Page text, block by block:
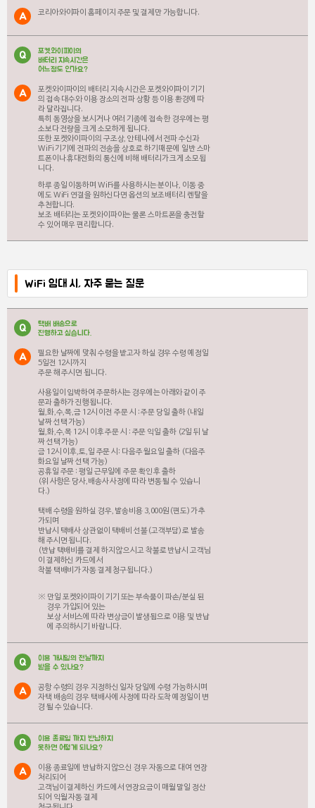
A 코리아와이파이 홈페이지 주문 및 결제만 가능합니다.
Q
포켓와이파이의
배터리 지속시간은
어느정도 인가요?
A
포켓와이파이의 배터리 지속 시간은 포켓와이파이 기기
의 접속 대수와 이용 장소의 전파 상황 등 이용 환경에 따
라 달라집니다.
특히 동영상을 보시거나 여러 기종에 접속 한 경우에는 평
소보다 전량을 크게 소모하게 됩니다.
또한 포켓와이파이의 구조상, 안테나에서 전파 수신과
WiFi 기기에 전파의 전송을 상호로 하기 때문에 일반 스마
트폰이나 휴대전화의 통신에 비해 배터리가 크게 소모됩
니다.
하루 종일 이동하며 WiFi를 사용하시는 분이나, 이동 중
에도 WiFi 연결을 원하신다면 옵션의 보조배터리 렌탈을
추천합니다.
보조 배터리는 포켓와이파이는 물론 스마트폰을 충전할
수 있어 매우 편리합니다.
WiFi 임대 시, 자주 묻는 질문
Q
택배 배송으로
진행하고 싶습니다.
A
필요한 날짜에 맞춰 수령을 받고자 하실 경우 수령 예정일
5일전 12시까지
주문 해 주시면 됩니다.
사용일이 임박하여 주문하시는 경우에는 아래와 같이 주
문과 출하가 진행됩니다.
월,화,수,목,금 12시 이전 주문 시 : 주문 당일 출하 (내일
날짜 선택 가능)
월,화,수,목 12시 이후 주문 시 : 주문 익일 출하 (2일 뒤 날
짜 선택 가능)
금 12시 이후,토,일 주문 시: 다음주 월요일 출하 (다음주
화요일 날짜 선택 가능)
공휴일 주문 : 평일 근무일에 주문 확인 후 출하
(위 사항은 당사,배송사 사정에 따라 변동 될 수 있습니
다.)
택배 수령을 원하실 경우, 발송비용 3,000원(편도)가 추
가되며
반납시 택배사 상관없이 택배비 선불(고객부담)로 발송
해 주시면 됩니다.
(반납 택배비를 결제 하지 않으시고 착불로 반납시 고객님
이 결제하신 카드에서
착불 택배비가 자동 결제 청구됩니다.)
만일 포켓와이파이 기기 또는 부속품이 파손/분실 된
경우 가입되어 있는
보상 서비스에 따라 변상금이 발생됨으로 이용 및 반납
에 주의하시기 바랍니다.
Q
이용 개시일의 전날까지
받을 수 있나요?
A
공항 수령의 경우 지정하신 일자 당일에 수령 가능하시며
자택 배송의 경우 택배사에 사정에 따라 도착 예정일이 변
경 될 수 있습니다.
Q
이용 종료일 까지 반납하지
못하면 어떻게 되나요?
A
이용 종료일에 반납하지 않으신 경우 자동으로 대여 연장
처리되어
고객님이 결제하신 카드에서 연장요금이 매월 말일 정산
되어 익월 자동 결제